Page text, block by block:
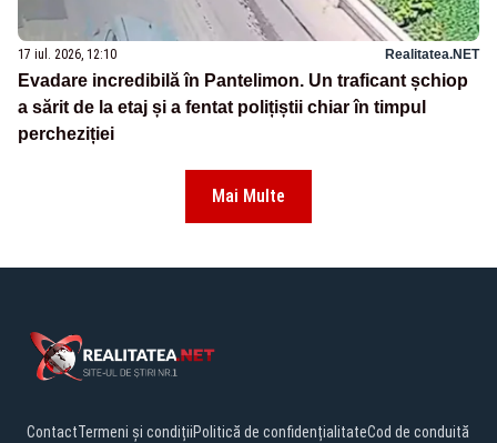
17 iul. 2026, 12:10 Realitatea.NET
Evadare incredibilă în Pantelimon. Un traficant șchiop
a sărit de la etaj și a fentat polițiștii chiar în timpul
percheziției
Mai Multe
ContactTermeni și condițiiPolitică de confidențialitateCod de conduită